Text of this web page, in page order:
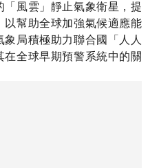
風雲」靜止氣象衛星，提
幫助全球加強氣候適應能
局積極助力聯合國「人人
全球早期預警系統中的關